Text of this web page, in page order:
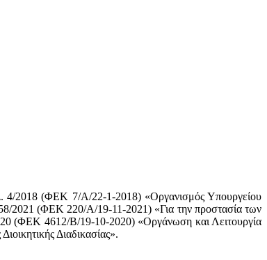
4/2018 (ΦΕΚ 7/Α/22-1-2018) «Οργανισμός Υπουργείου
2021 (ΦΕΚ 220/Α/19-11-2021) «Για την προστασία των
(ΦΕΚ 4612/Β/19-10-2020) «Οργάνωση και Λειτουργία
Διαδικασίας».